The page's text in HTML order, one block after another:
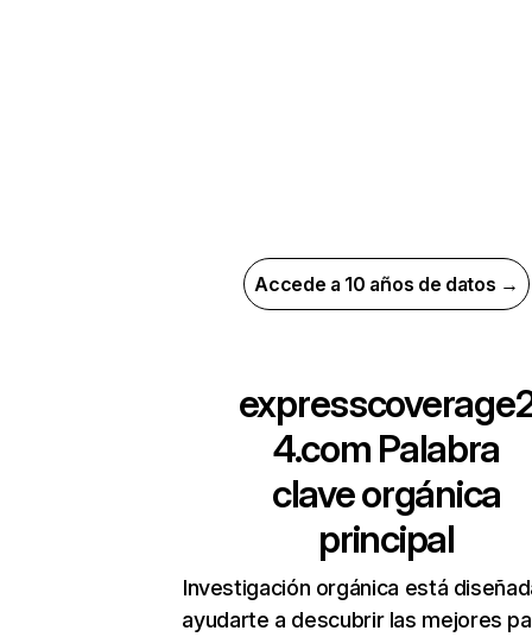
Accede a 10 años de datos →
4.com Palabra
clave orgánica
principal
Investigación orgánica está
ayudarte a descubrir las mejores